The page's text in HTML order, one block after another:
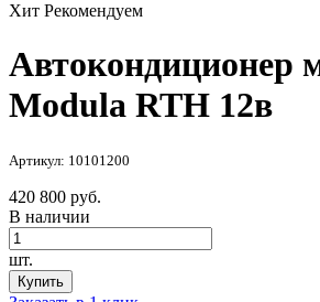
Хит Рекомендуем
Автокондиционер
Modula RTH 12в
Артикул: 10101200
420 800 руб.
В наличии
шт.
Купить